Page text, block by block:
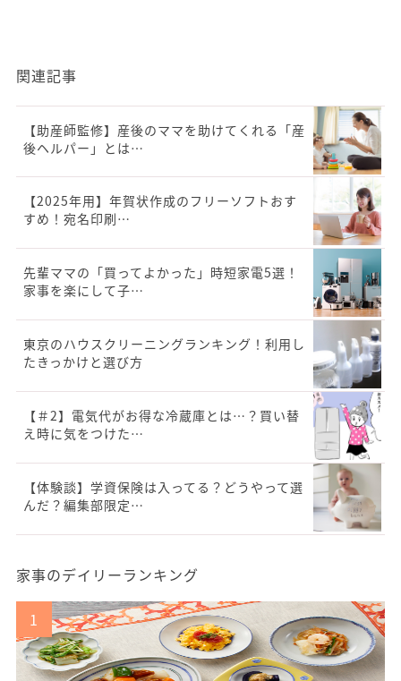
関連記事
【助産師監修】産後のママを助けてくれる「産
後ヘルパー」とは…
【2025年用】年賀状作成のフリーソフトおす
すめ！宛名印刷…
先輩ママの「買ってよかった」時短家電5選！
家事を楽にして子…
東京のハウスクリーニングランキング！利用し
たきっかけと選び方
【＃2】電気代がお得な冷蔵庫とは…？買い替
え時に気をつけた…
【体験談】学資保険は入ってる？どうやって選
んだ？編集部限定…
家事のデイリーランキング